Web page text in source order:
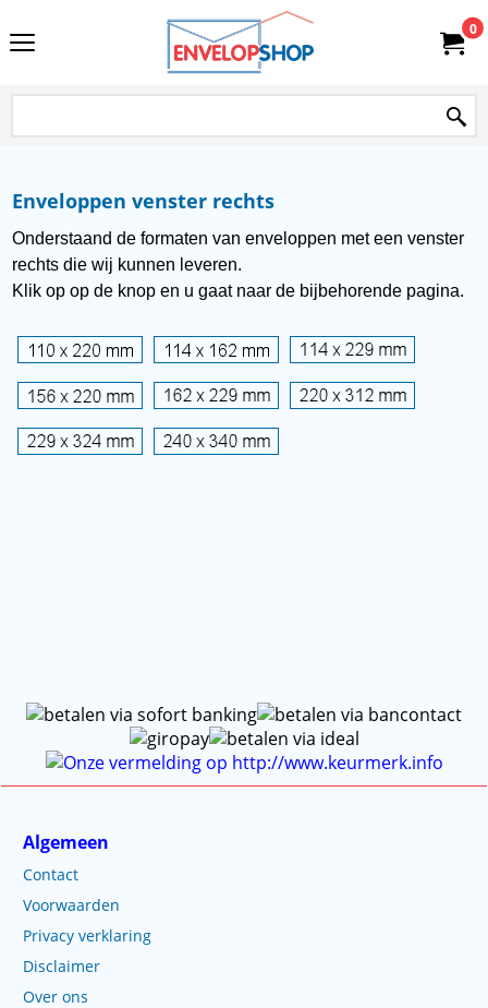
0
Enveloppen venster rechts
Onderstaand de formaten van enveloppen met een venster
rechts die wij kunnen leveren.
Klik op op de knop en u gaat naar de bijbehorende pagina.
Algemeen
Contact
Voorwaarden
Privacy verklaring
Disclaimer
Over ons